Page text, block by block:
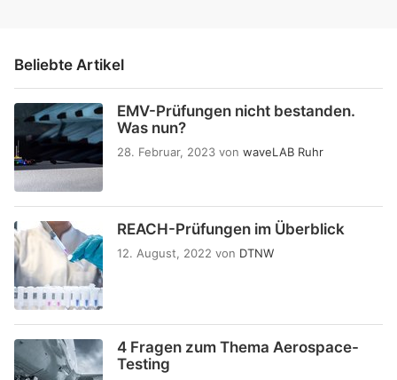
Beliebte Artikel
EMV-Prüfungen nicht bestanden.
Was nun?
28. Februar, 2023 von waveLAB Ruhr
REACH-Prüfungen im Überblick
12. August, 2022 von DTNW
4 Fragen zum Thema Aerospace-
Testing